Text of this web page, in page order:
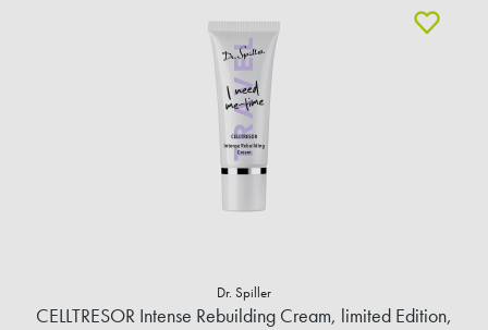
Dr. Spiller
CELLTRESOR Intense Rebuilding Cream, limited Edition,